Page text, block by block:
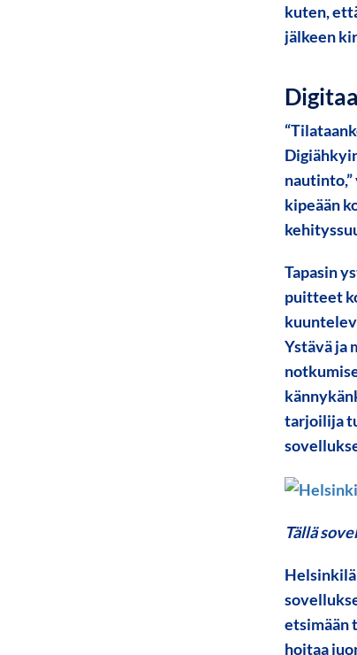
kuten,
jälkeen
kipeään
Tapasin
puitteet
Ystävä ja
tarjoilija
Tällä
etsimään
hoitaa